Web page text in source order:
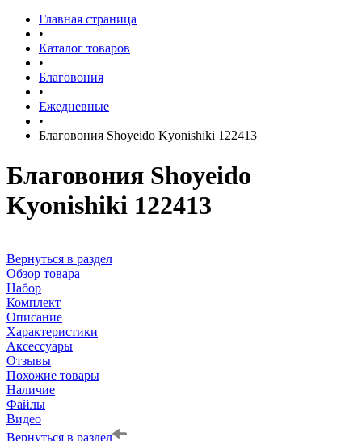
Главная страница
•
Каталог товаров
•
Благовония
•
Ежедневные
•
Благовония Shoyeido Kyonishiki 122413
Благовония Shoyeido
Kyonishiki 122413
Вернуться в раздел
Обзор товара
Набор
Комплект
Описание
Характеристики
Аксессуары
Отзывы
Похожие товары
Наличие
Файлы
Видео
Вернуться в раздел